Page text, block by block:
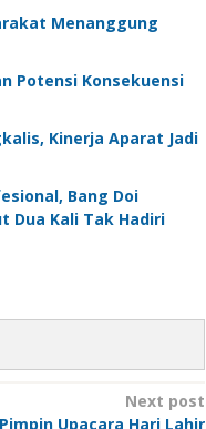
Menanggung
Potensi Konsekuensi
Kinerja Aparat Jadi
Bang Doi
Dua Kali Tak Hadiri
Next post
Pimpin Upacara Hari Lahir